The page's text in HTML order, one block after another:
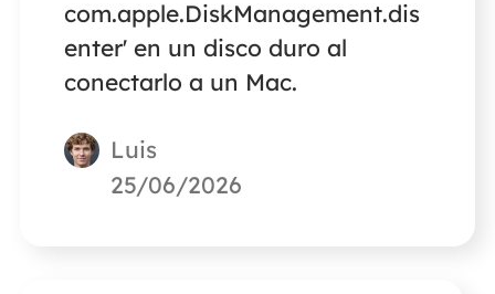
com.apple.DiskManagement.dis
enter' en un disco duro al
conectarlo a un Mac.
Luis
25/06/2026